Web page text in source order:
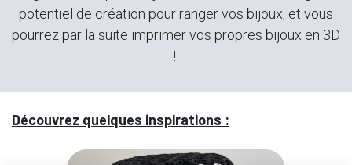
potentiel de création pour ranger vos bijoux, et vous
pourrez par la suite imprimer vos propres bijoux en 3D
!
Découvrez quelques inspirations :